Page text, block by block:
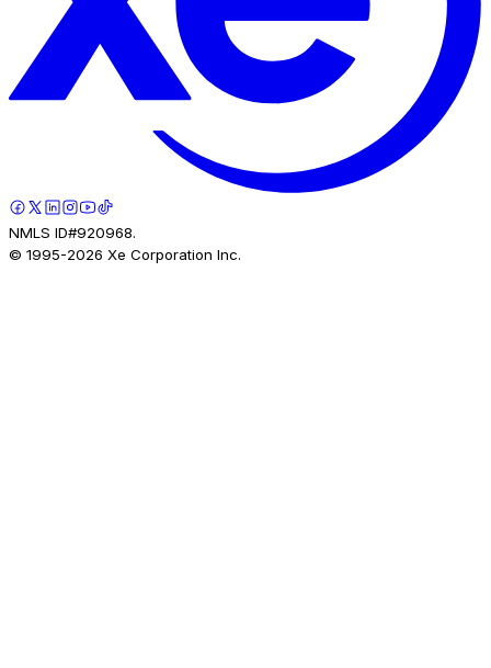
NMLS ID#920968.
© 1995-2026 Xe Corporation Inc.